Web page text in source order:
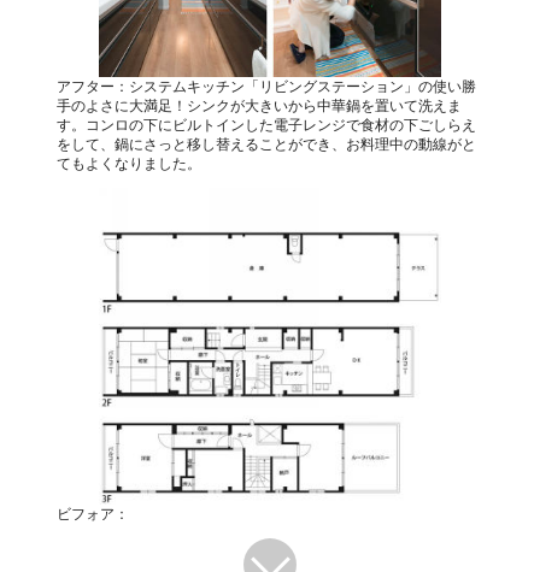
アフター：システムキッチン「リビングステーション」の使い勝
手のよさに大満足！シンクが大きいから中華鍋を置いて洗えま
す。コンロの下にビルトインした電子レンジで食材の下ごしらえ
をして、鍋にさっと移し替えることができ、お料理中の動線がと
てもよくなりました。
ビフォア：